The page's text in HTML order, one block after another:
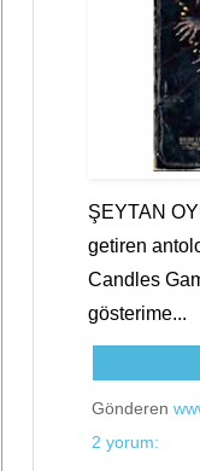
ŞEYTAN
getiren
Candles
gösterime...
Gönderen
2 yorum: